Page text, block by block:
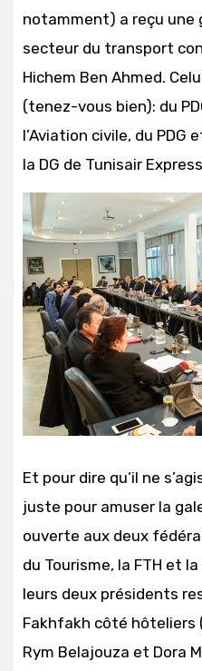
notamment) a reçu une
secteur du transport
Hichem Ben Ahmed.
(tenez-vous bien): du
l’Aviation civile, du PDG
la DG de Tunisair
Et pour dire qu’il ne
juste pour amuser la
ouverte aux deux
du Tourisme, la FTH et
leurs deux présidents
Fakhfakh côté hôteliers
Rym Belajouza et Dora